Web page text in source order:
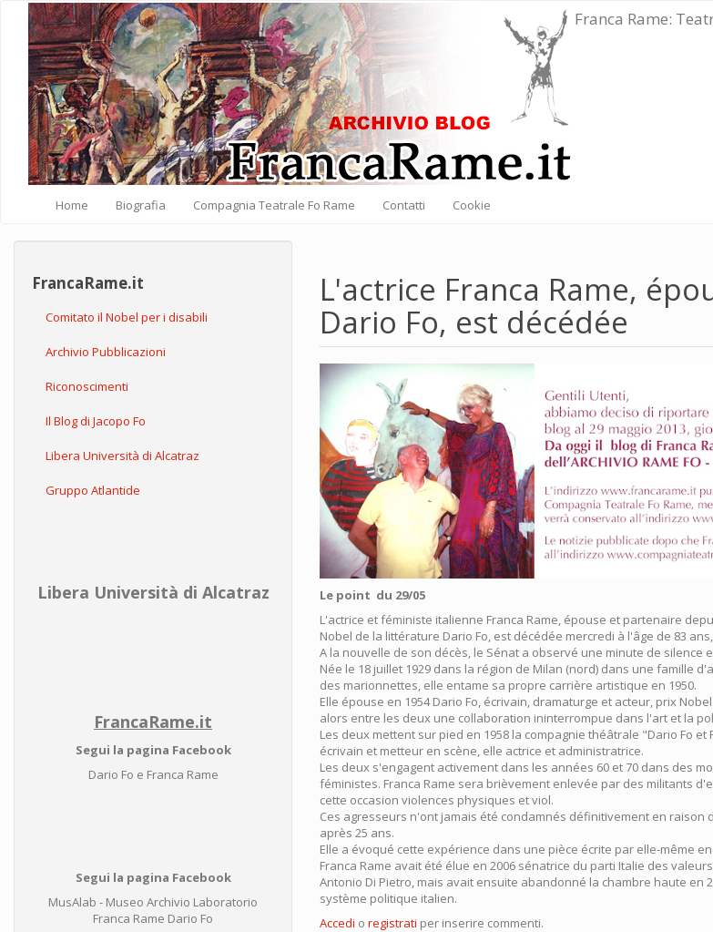
Salta al contenuto principale Franca Rame:
Home Biografia Compagnia Teatrale Fo Rame Contatti Cookie
FrancaRame.it
Comitato il Nobel per i disabili
Archivio Pubblicazioni
Riconoscimenti
Il Blog di Jacopo Fo
Libera Università di Alcatraz
Gruppo Atlantide
Libera Università di Alcatraz
FrancaRame.it
Segui la pagina Facebook
Dario Fo e Franca Rame
Segui la pagina Facebook
MusAlab - Museo Archivio Laboratorio
Franca Rame Dario Fo
L'actrice Franca Rame,
Dario Fo, est décédée
Le point du 29/05
L'actrice et féministe italienne Franca Rame, épouse et partenaire
Nobel de la littérature Dario Fo, est décédée mercredi à l'âge de 83
A la nouvelle de son décès, le Sénat a observé une minute de silence
Née le 18 juillet 1929 dans la région de Milan (nord) dans une famille
des marionnettes, elle entame sa propre carrière artistique en 1950.
Elle épouse en 1954 Dario Fo, écrivain, dramaturge et acteur, prix
alors entre les deux une collaboration ininterrompue dans l'art et la
Les deux mettent sur pied en 1958 la compagnie théâtrale "Dario Fo et
écrivain et metteur en scène, elle actrice et administratrice.
Les deux s'engagent activement dans les années 60 et 70 dans des
féministes. Franca Rame sera brièvement enlevée par des militants
cette occasion violences physiques et viol.
Ces agresseurs n'ont jamais été condamnés définitivement en raison
après 25 ans.
Elle a évoqué cette expérience dans une pièce écrite par elle-même en
Franca Rame avait été élue en 2006 sénatrice du parti Italie des
Antonio Di Pietro, mais avait ensuite abandonné la chambre haute en
système politique italien.
Accedi o registrati per inserire commenti.